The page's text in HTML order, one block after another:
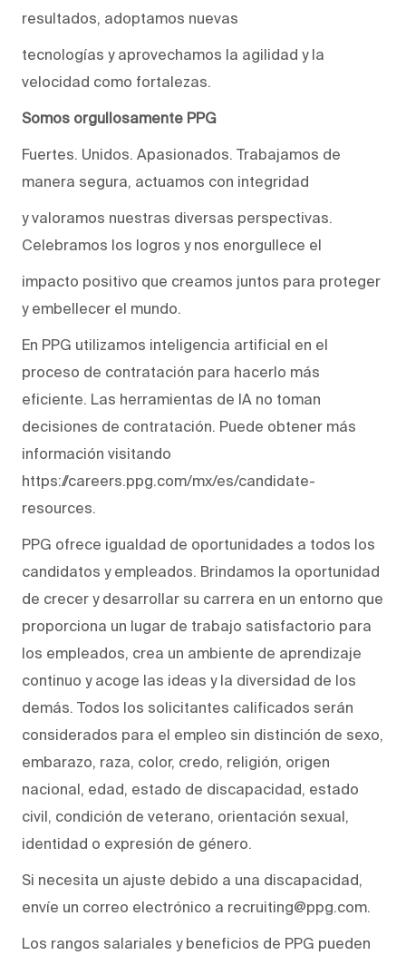
resultados, adoptamos nuevas
tecnologías y aprovechamos la agilidad y la
velocidad como fortalezas.
Somos orgullosamente PPG
Fuertes. Unidos. Apasionados. Trabajamos de
manera segura, actuamos con integridad
y valoramos nuestras diversas perspectivas.
Celebramos los logros y nos enorgullece el
impacto positivo que creamos juntos para proteger
y embellecer el mundo.
En PPG utilizamos inteligencia artificial en el
proceso de contratación para hacerlo más
eficiente. Las herramientas de IA no toman
decisiones de contratación. Puede obtener más
información visitando
https://careers.ppg.com/mx/es/candidate-
resources.
PPG ofrece igualdad de oportunidades a todos los
candidatos y empleados. Brindamos la oportunidad
de crecer y desarrollar su carrera en un entorno que
proporciona un lugar de trabajo satisfactorio para
los empleados, crea un ambiente de aprendizaje
continuo y acoge las ideas y la diversidad de los
demás. Todos los solicitantes calificados serán
considerados para el empleo sin distinción de sexo,
embarazo, raza, color, credo, religión, origen
nacional, edad, estado de discapacidad, estado
civil, condición de veterano, orientación sexual,
identidad o expresión de género.
Si necesita un ajuste debido a una discapacidad,
envíe un correo electrónico a recruiting@ppg.com.
Los rangos salariales y beneficios de PPG pueden